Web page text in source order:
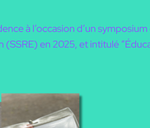
à l’occasion d’un
en 2025, et intitulé